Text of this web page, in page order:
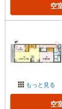
空
もっと見る
空